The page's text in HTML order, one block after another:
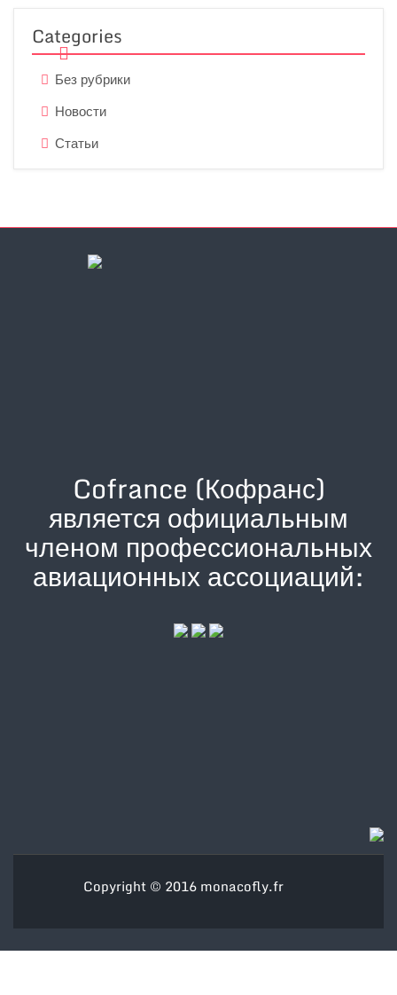
Categories
Без рубрики
Новости
Статьи
Cofrance (Кофранс)
является официальным
членом профессиональных
авиационных ассоциаций:
Copyright © 2016 monacofly.fr